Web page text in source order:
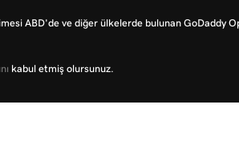
ABD'de ve diğer ülkelerde bulunan GoDaddy
kabul etmiş olursunuz.